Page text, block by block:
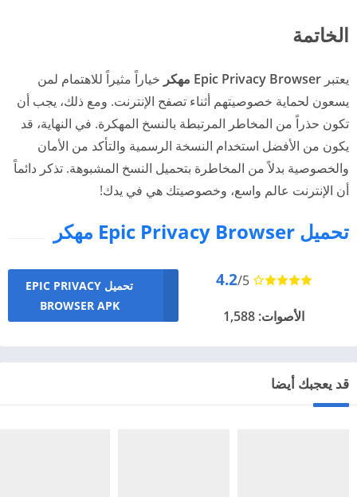
الخاتمة
يعتبر Epic Privacy Browser مهكر
خياراً مثيراً للاهتمام لمن
يسعون لحماية خصوصيتهم أثناء تصفح الإنترنت. ومع ذلك، يجب أن
تكون حذراً من المخاطر المرتبطة بالنسخ المهكرة. في النهاية، قد
يكون من الأفضل استخدام النسخة الرسمية والتأكد من الأمان
والخصوصية بدلاً من المخاطرة بتحميل النسخ المشبوهة. تذكر دائماً
أن الإنترنت عالم واسع، وخصوصيتك هي في يدك!
تحميل Epic Privacy Browser مهكر
4.2/5
الأصوات: 1,588
تحميل EPIC PRIVACY
BROWSER APK
قد يعجبك أيضا